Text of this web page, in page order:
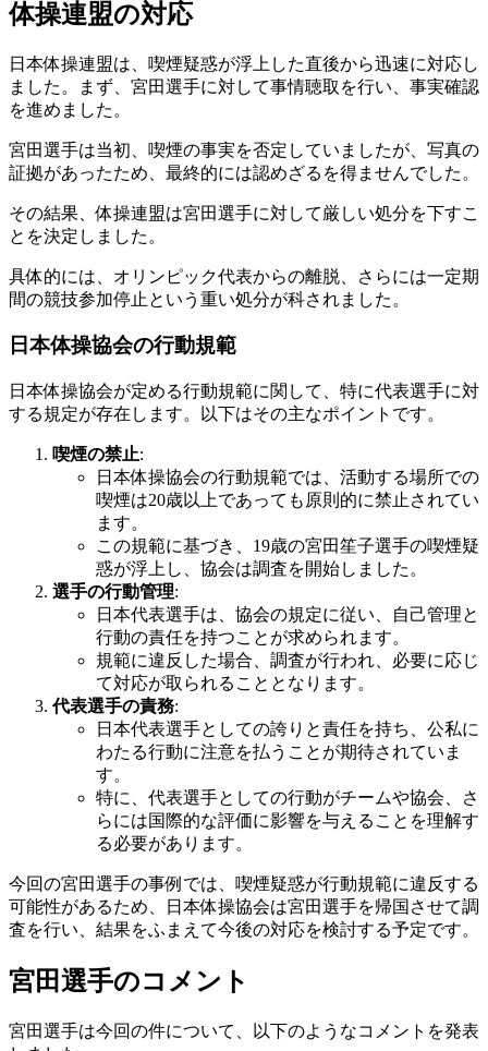
体操連盟の対応
日本体操連盟は、喫煙疑惑が浮上した直後から迅速に対応し
ました。まず、宮田選手に対して事情聴取を行い、事実確認
を進めました。
宮田選手は当初、喫煙の事実を否定していましたが、写真の
証拠があったため、最終的には認めざるを得ませんでした。
その結果、体操連盟は宮田選手に対して厳しい処分を下すこ
とを決定しました。
具体的には、オリンピック代表からの離脱、さらには一定期
間の競技参加停止という重い処分が科されました。
日本体操協会の行動規範
日本体操協会が定める行動規範に関して、特に代表選手に対
する規定が存在します。以下はその主なポイントです。
喫煙の禁止:
日本体操協会の行動規範では、活動する場所での
喫煙は20歳以上であっても原則的に禁止されてい
ます。
この規範に基づき、19歳の宮田笙子選手の喫煙疑
惑が浮上し、協会は調査を開始しました。
選手の行動管理:
日本代表選手は、協会の規定に従い、自己管理と
行動の責任を持つことが求められます。
規範に違反した場合、調査が行われ、必要に応じ
て対応が取られることとなります。
代表選手の責務:
日本代表選手としての誇りと責任を持ち、公私に
わたる行動に注意を払うことが期待されていま
す。
特に、代表選手としての行動がチームや協会、さ
らには国際的な評価に影響を与えることを理解す
る必要があります。
今回の宮田選手の事例では、喫煙疑惑が行動規範に違反する
可能性があるため、日本体操協会は宮田選手を帰国させて調
査を行い、結果をふまえて今後の対応を検討する予定です。
宮田選手のコメント
宮田選手は今回の件について、以下のようなコメントを発表